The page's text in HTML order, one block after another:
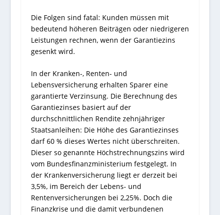
Die Folgen sind fatal: Kunden müssen mit
bedeutend höheren Beiträgen oder niedrigeren
Leistungen rechnen, wenn der Garantiezins
gesenkt wird.
In der Kranken-, Renten- und
Lebensversicherung erhalten Sparer eine
garantierte Verzinsung. Die Berechnung des
Garantiezinses basiert auf der
durchschnittlichen Rendite zehnjähriger
Staatsanleihen: Die Höhe des Garantiezinses
darf 60 % dieses Wertes nicht überschreiten.
Dieser so genannte Höchstrechnungszins wird
vom Bundesfinanzministerium festgelegt. In
der Krankenversicherung liegt er derzeit bei
3,5%, im Bereich der Lebens- und
Rentenversicherungen bei 2,25%. Doch die
Finanzkrise und die damit verbundenen